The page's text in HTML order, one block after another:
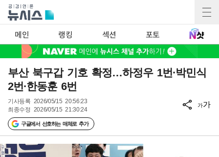
메인 랭킹 섹션 포토
부산 북구갑 기호 확정…하정우 1번·박민식
2번·한동훈 6번
기사등록 2026/05/15 20:56:23
최종수정 2026/05/15 21:30:24
구글에서 선호하는 매체로 추가
가가